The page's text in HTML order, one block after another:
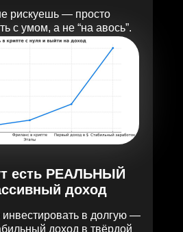
в долгую —
доход в твёрдой
есть РЕАЛЬНЫЙ
доход
рискуешь — просто
с умом, а не “на авось”.